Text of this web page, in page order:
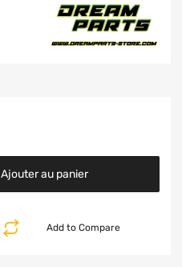
Ajouter au panier
Add to Compare